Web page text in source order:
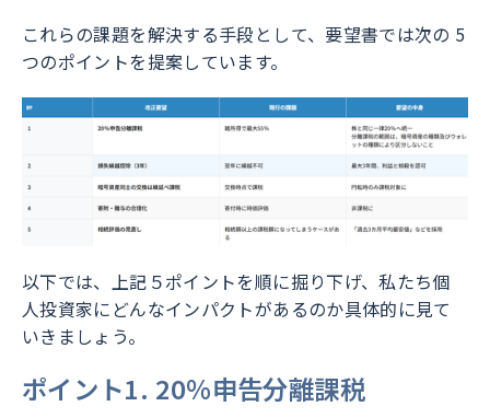
これらの課題を解決する手段として、要望書では次の 5
つのポイントを提案しています。
以下では、上記５ポイントを順に掘り下げ、私たち個
人投資家にどんなインパクトがあるのか具体的に見て
いきましょう。
ポイント1. 20％申告分離課税